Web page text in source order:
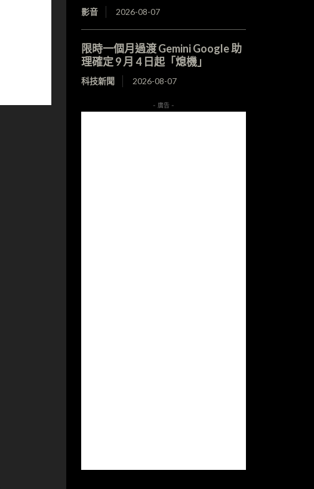
影音 2026-08-07
限時一個月過渡 Gemini Google 助
理確定 9 月 4 日起「熄機」
科技新聞 2026-08-07
- 廣告 -